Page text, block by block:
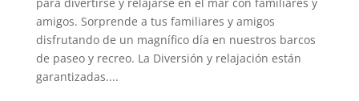
amigos. Sorprende a tus familiares y amigos
disfrutando de un magnífico día en nuestros barcos
de paseo y recreo. La Diversión y relajación están
garantizadas....